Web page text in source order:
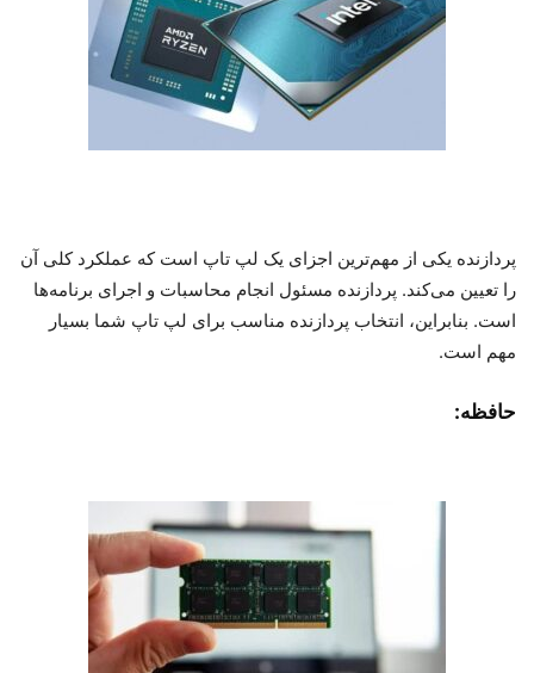
پردازنده یکی از مهم‌ترین اجزای یک لپ تاپ است که عملکرد کلی آن
را تعیین می‌کند. پردازنده مسئول انجام محاسبات و اجرای برنامه‌ها
است. بنابراین، انتخاب پردازنده مناسب برای لپ تاپ شما بسیار
مهم است.
حافظه: